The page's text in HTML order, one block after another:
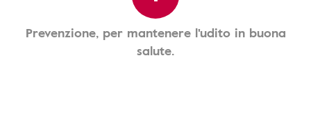
Prevenzione, per mantenere l'udito in buona
salute.